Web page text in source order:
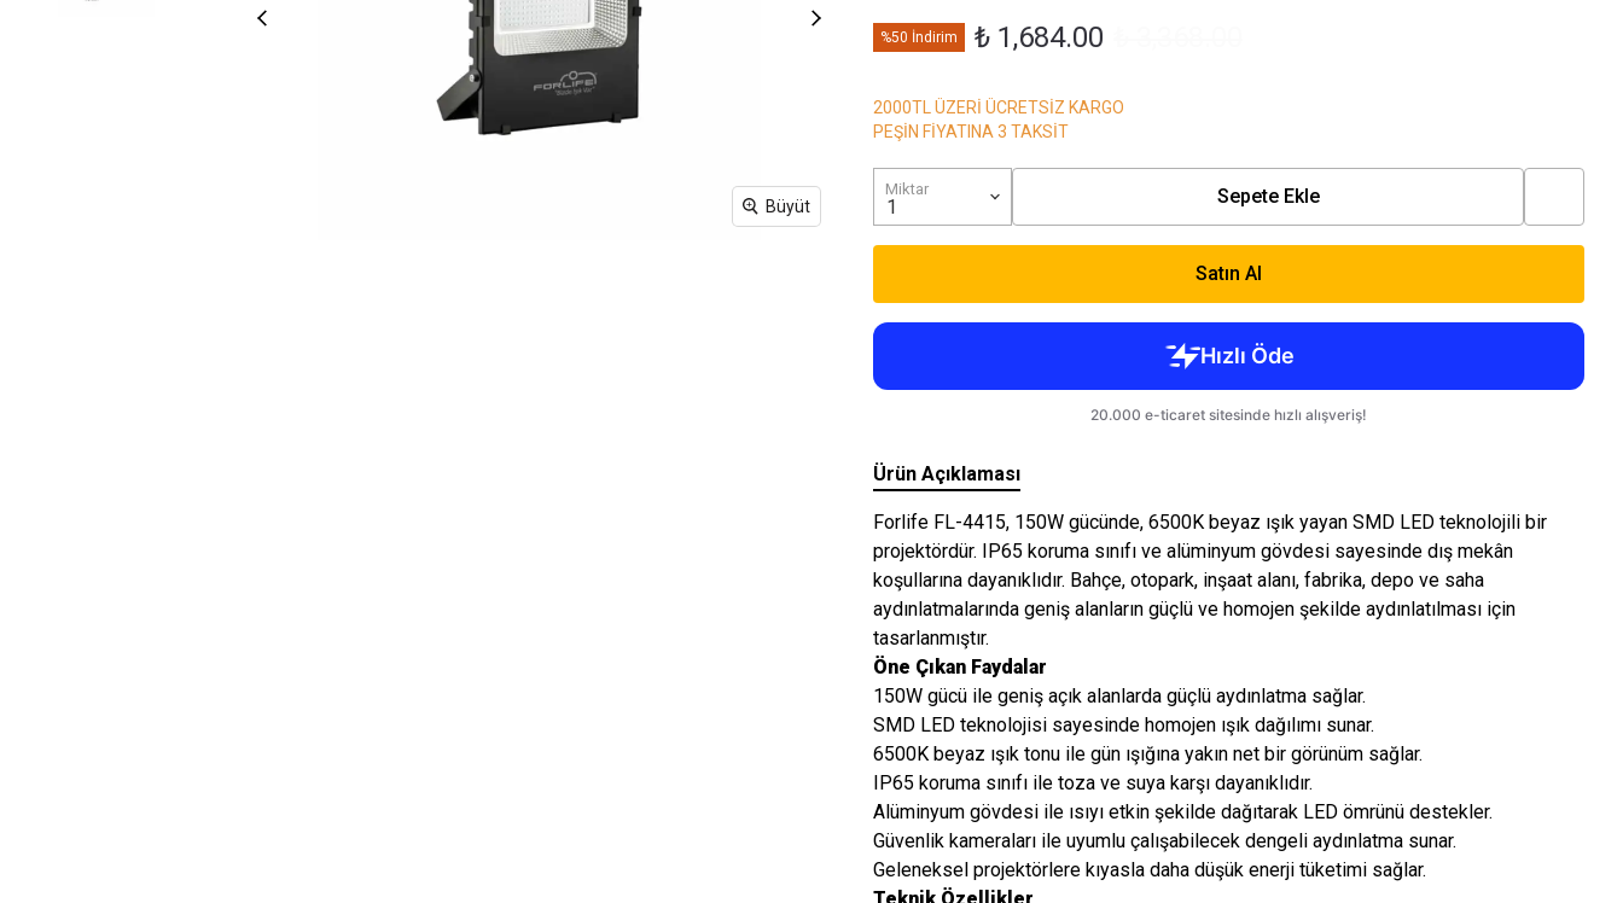
Işıkları
Büyüt
%50 İndirim ₺ 1,684.00
2000TL ÜZERİ ÜCRETSİZ KARGO
PEŞİN FİYATINA 3 TAKSİT
Miktar Sepete Ekle
Satın Al
Ürün Açıklaması
Forlife FL-4415, 150W gücünde, 6500K beyaz ışık yayan SMD LED teknolojili bir
projektördür. IP65 koruma sınıfı ve alüminyum gövdesi sayesinde dış mekân
koşullarına dayanıklıdır. Bahçe, otopark, inşaat alanı, fabrika, depo ve saha
aydınlatmalarında geniş alanların güçlü ve homojen şekilde aydınlatılması için
tasarlanmıştır.
Öne Çıkan Faydalar
150W gücü ile geniş açık alanlarda güçlü aydınlatma sağlar.
SMD LED teknolojisi sayesinde homojen ışık dağılımı sunar.
6500K beyaz ışık tonu ile gün ışığına yakın net bir görünüm sağlar.
IP65 koruma sınıfı ile toza ve suya karşı dayanıklıdır.
Alüminyum gövdesi ile ısıyı etkin şekilde dağıtarak LED ömrünü destekler.
Güvenlik kameraları ile uyumlu çalışabilecek dengeli aydınlatma sunar.
Geleneksel projektörlere kıyasla daha düşük enerji tüketimi sağlar.